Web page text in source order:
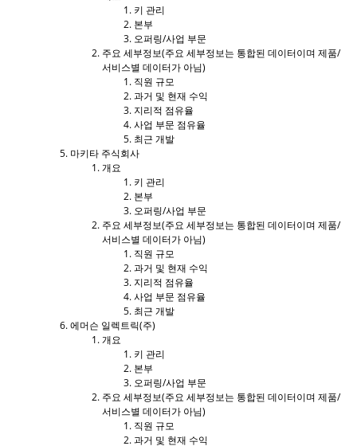
키 관리
본부
오퍼링/사업 부문
주요 세부정보(주요 세부정보는 통합된 데이터이며 제품/
서비스별 데이터가 아님)
직원 규모
과거 및 현재 수익
지리적 점유율
사업 부문 점유율
최근 개발
마키타 주식회사
개요
키 관리
본부
오퍼링/사업 부문
주요 세부정보(주요 세부정보는 통합된 데이터이며 제품/
서비스별 데이터가 아님)
직원 규모
과거 및 현재 수익
지리적 점유율
사업 부문 점유율
최근 개발
에머슨 일렉트릭(주)
개요
키 관리
본부
오퍼링/사업 부문
주요 세부정보(주요 세부정보는 통합된 데이터이며 제품/
서비스별 데이터가 아님)
직원 규모
과거 및 현재 수익